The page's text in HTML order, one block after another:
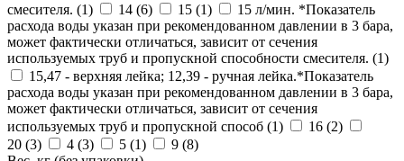
смесителя. (1) 14 (6) 15 (1)
15 л/мин. *Показатель
расхода воды указан при рекомендованном давлении в 3 бара,
может фактически отличаться, зависит от сечения
используемых труб и пропускной способности смесителя. (1)
15,47 - верхняя лейка; 12,39 - ручная лейка.*Показатель
расхода воды указан при рекомендованном давлении в 3 бара,
может фактически отличаться, зависит от сечения
используемых труб и пропускной способ (1) 16 (2)
20 (3) 4 (3) 5 (1) 9 (8)